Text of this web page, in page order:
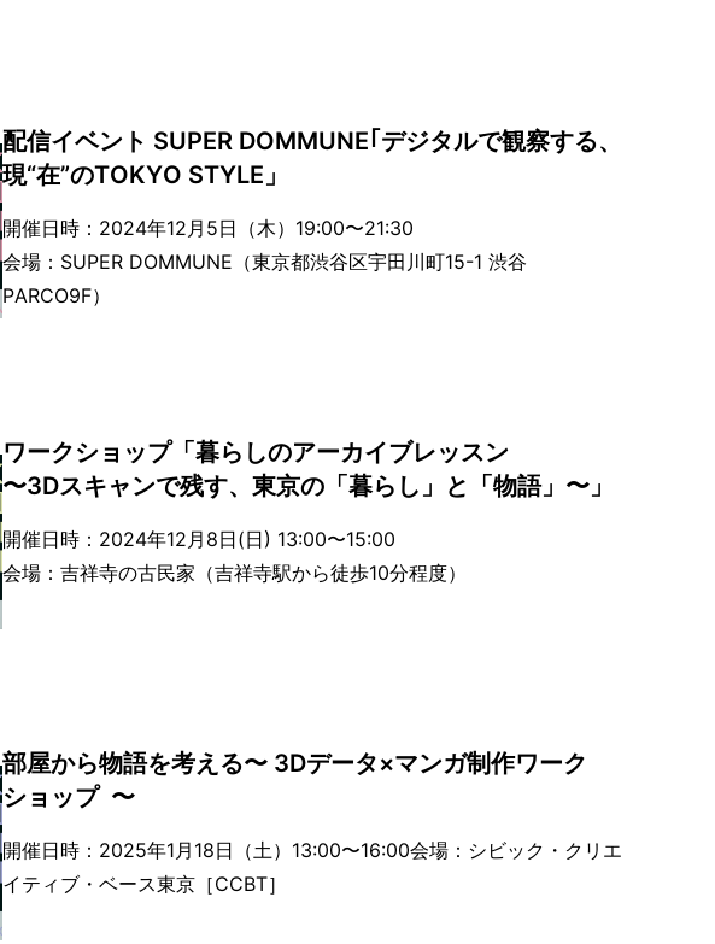
配信イベント SUPER DOMMUNE｢デジタルで観察する、
現“在”のTOKYO STYLE」
開催日時：2024年12月5日（木）19:00〜21:30
会場：SUPER DOMMUNE（東京都渋谷区宇田川町15-1 渋谷
PARCO9F）
ワークショップ「暮らしのアーカイブレッスン
〜3Dスキャンで残す、東京の「暮らし」と「物語」〜」
開催日時：2024年12月8日(日) 13:00〜15:00
会場：吉祥寺の古民家（吉祥寺駅から徒歩10分程度）
部屋から物語を考える〜 3Dデータ×マンガ制作ワーク
ショップ 〜
開催日時：2025年1月18日（土）13:00〜16:00会場：シビック・クリエ
イティブ・ベース東京［CCBT］